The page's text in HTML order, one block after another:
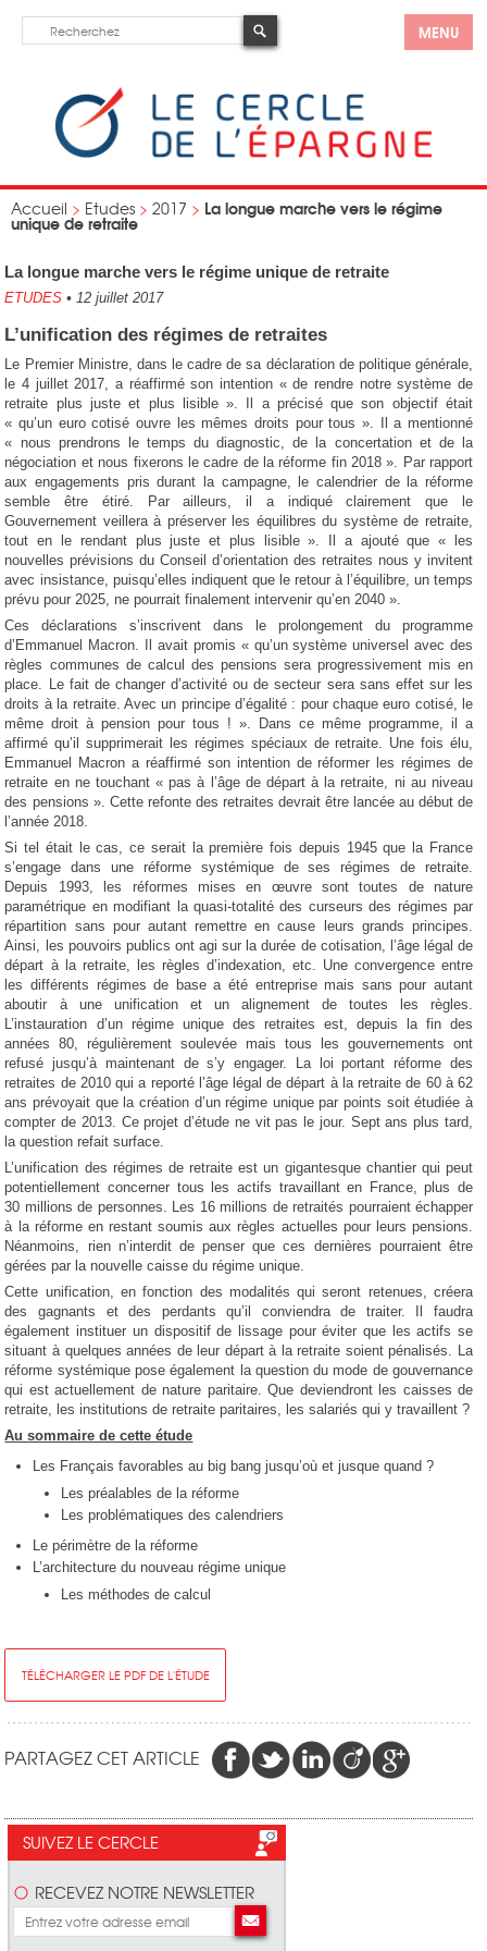
MENU
Accueil > Etudes > 2017 > La longue marche vers le régime
unique de retraite
La longue marche vers le régime unique de retraite
ETUDES • 12 juillet 2017
L’unification des régimes de retraites
Le Premier Ministre, dans le cadre de sa déclaration de politique générale,
le 4 juillet 2017, a réaffirmé son intention « de rendre notre système de
retraite plus juste et plus lisible ». Il a précisé que son objectif était
« qu’un euro cotisé ouvre les mêmes droits pour tous ». Il a mentionné
« nous prendrons le temps du diagnostic, de la concertation et de la
négociation et nous fixerons le cadre de la réforme fin 2018 ». Par rapport
aux engagements pris durant la campagne, le calendrier de la réforme
semble être étiré. Par ailleurs, il a indiqué clairement que le
Gouvernement veillera à préserver les équilibres du système de retraite,
tout en le rendant plus juste et plus lisible ». Il a ajouté que « les
nouvelles prévisions du Conseil d’orientation des retraites nous y invitent
avec insistance, puisqu’elles indiquent que le retour à l’équilibre, un temps
prévu pour 2025, ne pourrait finalement intervenir qu’en 2040 ».
Ces déclarations s’inscrivent dans le prolongement du programme
d’Emmanuel Macron. Il avait promis « qu’un système universel avec des
règles communes de calcul des pensions sera progressivement mis en
place. Le fait de changer d’activité ou de secteur sera sans effet sur les
droits à la retraite. Avec un principe d’égalité : pour chaque euro cotisé, le
même droit à pension pour tous ! ». Dans ce même programme, il a
affirmé qu’il supprimerait les régimes spéciaux de retraite. Une fois élu,
Emmanuel Macron a réaffirmé son intention de réformer les régimes de
retraite en ne touchant « pas à l’âge de départ à la retraite, ni au niveau
des pensions ». Cette refonte des retraites devrait être lancée au début de
l’année 2018.
Si tel était le cas, ce serait la première fois depuis 1945 que la France
s’engage dans une réforme systémique de ses régimes de retraite.
Depuis 1993, les réformes mises en œuvre sont toutes de nature
paramétrique en modifiant la quasi-totalité des curseurs des régimes par
répartition sans pour autant remettre en cause leurs grands principes.
Ainsi, les pouvoirs publics ont agi sur la durée de cotisation, l’âge légal de
départ à la retraite, les règles d’indexation, etc. Une convergence entre
les différents régimes de base a été entreprise mais sans pour autant
aboutir à une unification et un alignement de toutes les règles.
L’instauration d’un régime unique des retraites est, depuis la fin des
années 80, régulièrement soulevée mais tous les gouvernements ont
refusé jusqu’à maintenant de s’y engager. La loi portant réforme des
retraites de 2010 qui a reporté l’âge légal de départ à la retraite de 60 à 62
ans prévoyait que la création d’un régime unique par points soit étudiée à
compter de 2013. Ce projet d’étude ne vit pas le jour. Sept ans plus tard,
la question refait surface.
L’unification des régimes de retraite est un gigantesque chantier qui peut
potentiellement concerner tous les actifs travaillant en France, plus de
30 millions de personnes. Les 16 millions de retraités pourraient échapper
à la réforme en restant soumis aux règles actuelles pour leurs pensions.
Néanmoins, rien n’interdit de penser que ces dernières pourraient être
gérées par la nouvelle caisse du régime unique.
Cette unification, en fonction des modalités qui seront retenues, créera
des gagnants et des perdants qu’il conviendra de traiter. Il faudra
également instituer un dispositif de lissage pour éviter que les actifs se
situant à quelques années de leur départ à la retraite soient pénalisés. La
réforme systémique pose également la question du mode de gouvernance
qui est actuellement de nature paritaire. Que deviendront les caisses de
retraite, les institutions de retraite paritaires, les salariés qui y travaillent ?
Au sommaire de cette étude
Les Français favorables au big bang jusqu’où et jusque quand ?
Les préalables de la réforme
Les problématiques des calendriers
Le périmètre de la réforme
L’architecture du nouveau régime unique
Les méthodes de calcul
TÉLÉCHARGER LE PDF DE L'ÉTUDE
PARTAGEZ CET ARTICLE
SUIVEZ LE CERCLE
RECEVEZ NOTRE NEWSLETTER